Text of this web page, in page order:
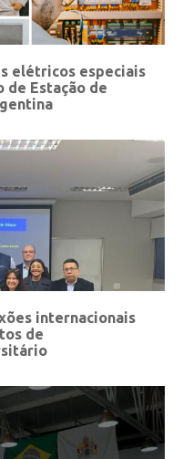
elétricos especiais
de Estação de
internacionais
de